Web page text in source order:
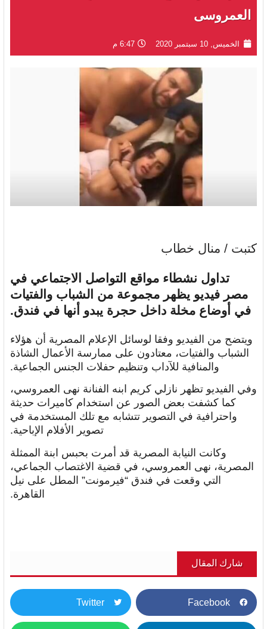
العمروسى
الخميس, 10 سبتمبر 2020 6:47 م
كتبت / منال خطاب
تداول نشطاء مواقع التواصل الاجتماعي في
مصر فيديو يظهر مجموعة من الشباب والفتيات
في أوضاع مخلة داخل حجرة يبدو أنها في فندق.
ويتضح من الفيديو وفقا لوسائل الإعلام المصرية أن هؤلاء
الشباب والفتيات، معتادون على ممارسة الأعمال الشاذة
والمنافية للآداب وتنظيم حفلات الجنس الجماعية.
وفي الفيديو تظهر نازلي كريم ابنه الفنانة نهى العمروسي،
كما كشفت بعض الصور عن استخدام كاميرات حديثة
واحترافية في التصوير تتشابه مع تلك المستخدمة في
تصوير الأفلام الإباحية.
وكانت النيابة المصرية قد أمرت بحبس ابنة الممثلة
المصرية، نهى العمروسي، في قضية الاغتصاب الجماعي،
التي وقعت في فندق “فيرمونت” المطل على نيل
القاهرة.
شارك المقال
Facebook
Twitter